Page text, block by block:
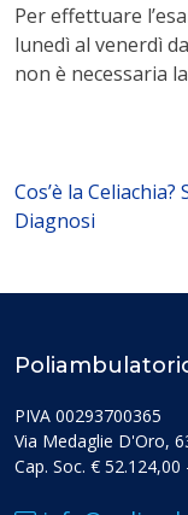
Per effettuare
lunedì al venerdì
non è necessaria
articoli
Cos’è la Celiachia?
Diagnosi
PIVA 00293700365
Via Medaglie D'Oro,
Cap. Soc. € 52.124,00